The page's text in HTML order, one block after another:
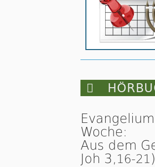

Woche:
Aus dem
Joh 3,16-21)